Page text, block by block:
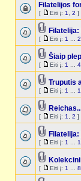
Filatelijos
[ Eiti į: 1 2 ]
[ Eiti į: 1
Šiaip
[ Eiti į: 1
Truputis
[ Eiti į: 1
[ Eiti į: 1 2 ]
[ Eiti į: 1
[ Eiti į: 1 8